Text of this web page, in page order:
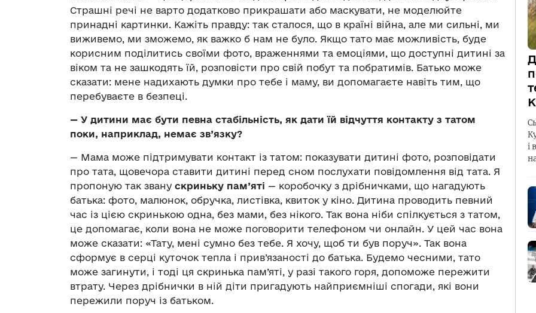
Страшні речі не варто додатково прикрашати або маскувати, не моделюйте
принадні картинки. Кажіть правду: так сталося, що в країні війна, але ми сильні, ми
виживемо, ми зможемо, як важко б нам не було. Якщо тато має можливість, буде
корисним поділитись своїми фото, враженнями та емоціями, що доступні дитині за
віком та не зашкодять їй, розповісти про свій побут та побратимів. Батько може
сказати: мене надихають думки про тебе і маму, ви допомагаєте навіть тим, що
перебуваєте в безпеці.
— У дитини має бути певна стабільність, як дати їй відчуття контакту з татом
поки, наприклад, немає зв’язку?
— Мама може підтримувати контакт із татом: показувати дитині фото, розповідати
про тата, щовечора ставити дитині перед сном послухати повідомлення від тата. Я
пропоную так звану скриньку пам’яті — коробочку з дрібничками, що нагадують
батька: фото, малюнок, обручка, листівка, квиток у кіно. Дитина проводить певний
час із цією скринькою одна, без мами, без нікого. Так вона ніби спілкується з татом,
це допомагає, коли вона не може поговорити телефоном чи онлайн. У цей час вона
може сказати: «Тату, мені сумно без тебе. Я хочу, щоб ти був поруч». Так вона
сформує в серці куточок тепла і прив’язаності до батька. Будемо чесними, тато
може загинути, і тоді ця скринька пам’яті, у разі такого горя, допоможе пережити
втрату. Через дрібнички в ній діти пригадують найприємніші спогади, які вони
пережили поруч із батьком.
і